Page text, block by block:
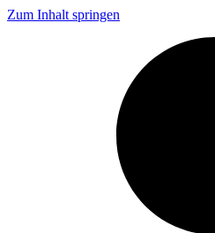
Zum Inhalt springen